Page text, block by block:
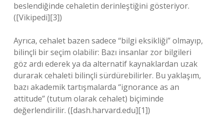
beslendiğinde cehaletin derinleştiğini gösteriyor.
([Vikipedi][3])
Ayrıca, cehalet bazen sadece “bilgi eksikliği” olmayıp,
bilinçli bir seçim olabilir: Bazı insanlar zor bilgileri
göz ardı ederek ya da alternatif kaynaklardan uzak
durarak cehaleti bilinçli sürdürebilirler. Bu yaklaşım,
bazı akademik tartışmalarda “ignorance as an
attitude” (tutum olarak cehalet) biçiminde
değerlendirilir. ([dash.harvard.edu][1])